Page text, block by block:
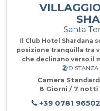
Santa
Il Club Hotel Shardana
posizione tranquilla tra
che declinano verso il
Teresa di Gallura e a
Biberoneria: area
🏖️DISTANZA
Camera Standard
8 Giorni / 7 notti
+39 0781